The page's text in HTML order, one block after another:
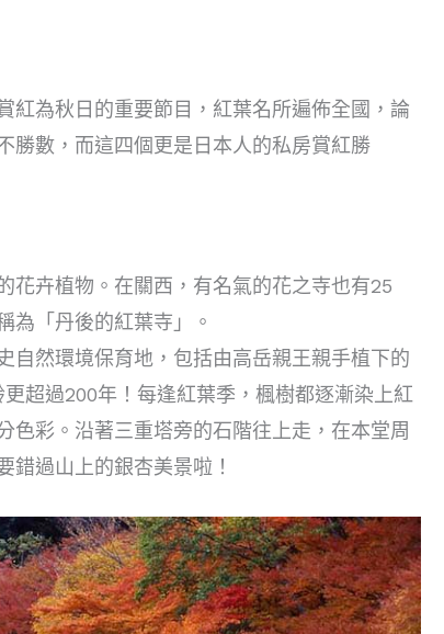
紅為秋日的重要節目，紅葉名所遍佈全國，論
勝數，而這四個更是日本人的私房賞紅勝
花卉植物。在關西，有名氣的花之寺也有25
為「丹後的紅葉寺」。
自然環境保育地，包括由高岳親王親手植下的
超過200年！每逢紅葉季，楓樹都逐漸染上紅
色彩。沿著三重塔旁的石階往上走，在本堂周
錯過山上的銀杏美景啦！